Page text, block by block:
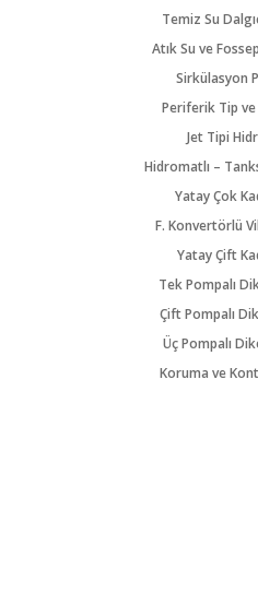
Temiz Su
Atık Su ve
Sirkülasyon
Periferik Tip
Jet Tipi
Hidromatlı –
Yatay Çok
F. Konvertörlü
Yatay Çift
Tek Pompalı
Çift Pompalı
Üç Pompalı
Koruma ve